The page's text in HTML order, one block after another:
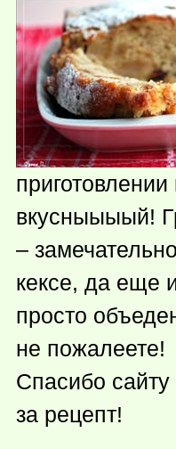
вкусныыыый!
–
кексе, да еще
просто
не пожалеете!
Спасибо сайту
за рецепт!